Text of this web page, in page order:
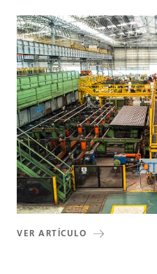
VER ARTÍCULO